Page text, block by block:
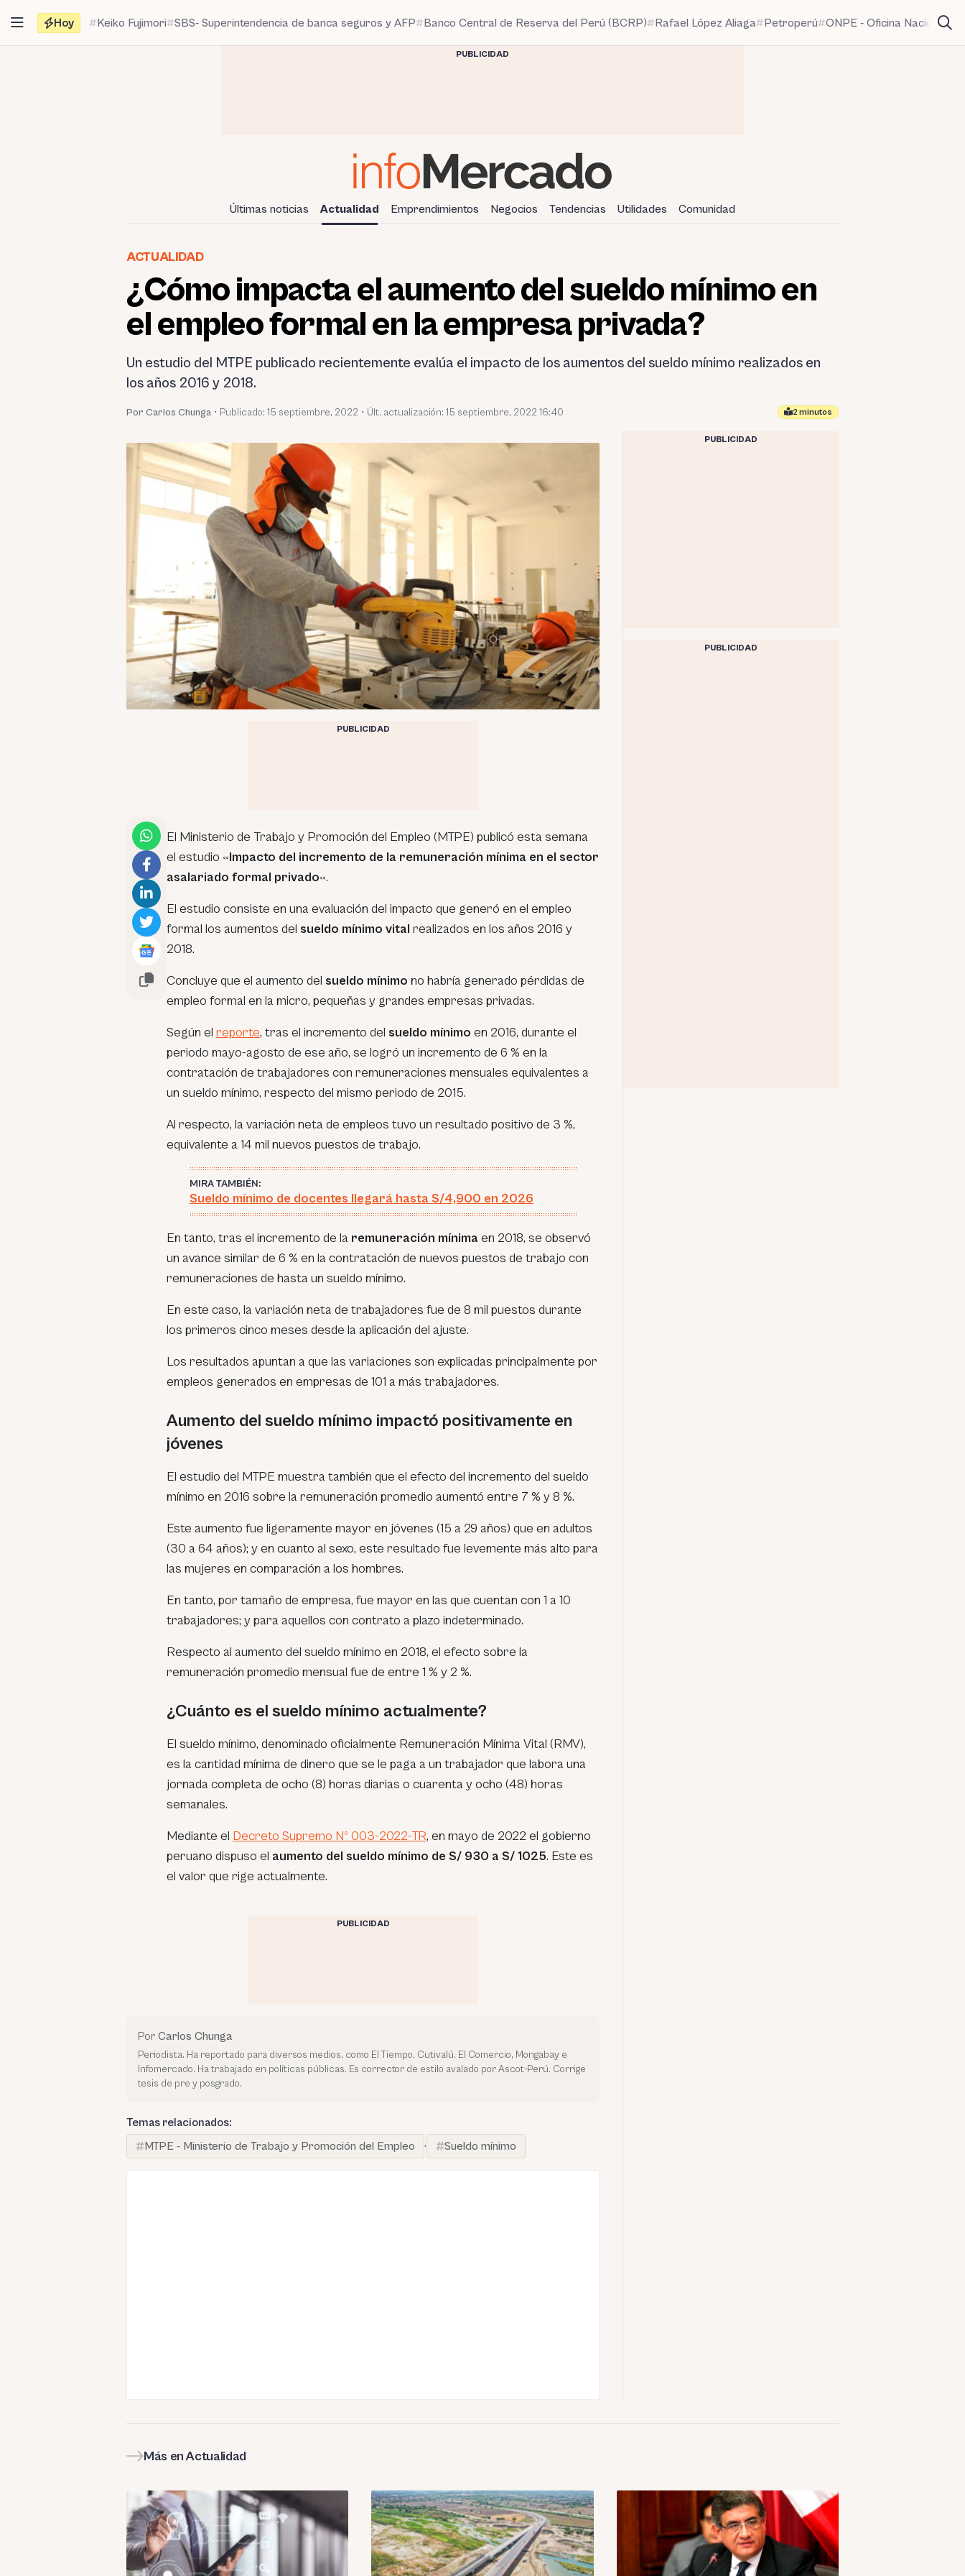
contenido
Hoy Keiko Fujimori SBS- Superintendencia de banca seguros y AFP Banco Central de Reserva del Perú (BCRP) Rafael López Aliaga Petroperú ONPE - Oficina Nacional
PUBLICIDAD
Últimas noticias Actualidad Emprendimientos Negocios Tendencias Utilidades Comunidad
ACTUALIDAD
¿Cómo impacta el aumento del sueldo mínimo en
el empleo formal en la empresa privada?
Un estudio del MTPE publicado recientemente evalúa el impacto de los aumentos del sueldo mínimo realizados en
los años 2016 y 2018.
Por Carlos Chunga • Publicado: 15 septiembre, 2022 • Últ. actualización: 15 septiembre, 2022 16:40 2 minutos
PUBLICIDAD
El Ministerio de Trabajo y Promoción del Empleo (MTPE) publicó esta semana
el estudio «Impacto del incremento de la remuneración mínima en el sector
asalariado formal privado«.
El estudio consiste en una evaluación del impacto que generó en el empleo
formal los aumentos del sueldo mínimo vital realizados en los años 2016 y
2018.
Concluye que el aumento del sueldo mínimo no habría generado pérdidas de
empleo formal en la micro, pequeñas y grandes empresas privadas.
Según el reporte, tras el incremento del sueldo mínimo en 2016, durante el
periodo mayo-agosto de ese año, se logró un incremento de 6 % en la
contratación de trabajadores con remuneraciones mensuales equivalentes a
un sueldo mínimo, respecto del mismo periodo de 2015.
Al respecto, la variación neta de empleos tuvo un resultado positivo de 3 %,
equivalente a 14 mil nuevos puestos de trabajo.
MIRA TAMBIÉN:
Sueldo mínimo de docentes llegará hasta S/4,900 en 2026
En tanto, tras el incremento de la remuneración mínima en 2018, se observó
un avance similar de 6 % en la contratación de nuevos puestos de trabajo con
remuneraciones de hasta un sueldo mínimo.
En este caso, la variación neta de trabajadores fue de 8 mil puestos durante
los primeros cinco meses desde la aplicación del ajuste.
Los resultados apuntan a que las variaciones son explicadas principalmente por
empleos generados en empresas de 101 a más trabajadores.
Aumento del sueldo mínimo impactó positivamente en
jóvenes
El estudio del MTPE muestra también que el efecto del incremento del sueldo
mínimo en 2016 sobre la remuneración promedio aumentó entre 7 % y 8 %.
Este aumento fue ligeramente mayor en jóvenes (15 a 29 años) que en adultos
(30 a 64 años); y en cuanto al sexo, este resultado fue levemente más alto para
las mujeres en comparación a los hombres.
En tanto, por tamaño de empresa, fue mayor en las que cuentan con 1 a 10
trabajadores; y para aquellos con contrato a plazo indeterminado.
Respecto al aumento del sueldo mínimo en 2018, el efecto sobre la
remuneración promedio mensual fue de entre 1 % y 2 %.
¿Cuánto es el sueldo mínimo actualmente?
El sueldo mínimo, denominado oficialmente Remuneración Mínima Vital (RMV),
es la cantidad mínima de dinero que se le paga a un trabajador que labora una
jornada completa de ocho (8) horas diarias o cuarenta y ocho (48) horas
semanales.
Mediante el Decreto Supremo Nº 003-2022-TR, en mayo de 2022 el gobierno
peruano dispuso el aumento del sueldo mínimo de S/ 930 a S/ 1025. Este es
el valor que rige actualmente.
PUBLICIDAD
Por Carlos Chunga
Periodista. Ha reportado para diversos medios, como El Tiempo, Cutivalú, El Comercio, Mongabay e
Infomercado. Ha trabajado en políticas públicas. Es corrector de estilo avalado por Ascot-Perú. Corrige
tesis de pre y posgrado.
Temas relacionados:
MTPE - Ministerio de Trabajo y Promoción del Empleo
· Sueldo mínimo
PUBLICIDAD
PUBLICIDAD
Más en Actualidad